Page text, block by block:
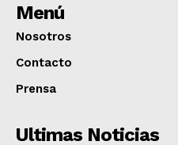
Menú
Nosotros
Contacto
Prensa
Ultimas Noticias